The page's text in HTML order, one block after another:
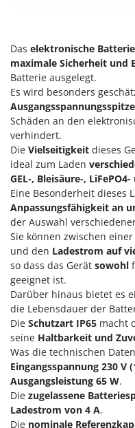
Kartoffelroder für
Kehrmaschinen
Kettensägen
Kippbare
Klimaanlagen –
Knetmaschinen
Knochensägen
Kompressoren -
Kompressoren für
Kreiseleggen
Küchenreiben -
L
Laderampe aus
Laubsauger -
Laubsauger auf
Luftentfeuchter
Luftkühler
Diesse
Docma
Dominion
Dreame
E
Echo
EcoFlow
Edilmark
Effeuno
Einhell
Elegen
Energy Gruppi
Enotecnica Pillan
Eschenfelder
EuroMech
Eurosystems
F
FAC
Fama Industrie
Das elektronische
maximale Sicherheit und
Batterie ausgelegt.
Es wird besonders
Schäden an den
verhindert.
Die Vielseitigkeit dieses
ideal zum Laden
GEL-, Bleisäure-,
Eine Besonderheit dieses
Anpassungsfähigkeit an
der Auswahl
Sie können zwischen einer
und den Ladestrom auf
so dass das Gerät sowohl
geeignet ist.
Darüber hinaus bietet es
die Lebensdauer der
Die Schutzart IP65 macht
seine Haltbarkeit und
Was die technischen
Eingangsspannung 230 V
Ausgangsleistung 65 W.
Die zugelassene
Ladestrom von 4 A.
Die nominale